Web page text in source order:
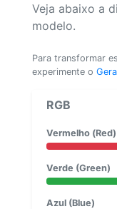
Veja abaixo a
modelo.
Para transformar
experimente o
RGB
Vermelho (Red)
Verde (Green)
Azul (Blue)